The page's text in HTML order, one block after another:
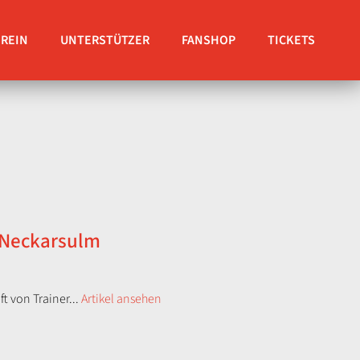
UNTERSTÜTZER FANSHOP TICKETS
von Trainer...Artikel ansehen